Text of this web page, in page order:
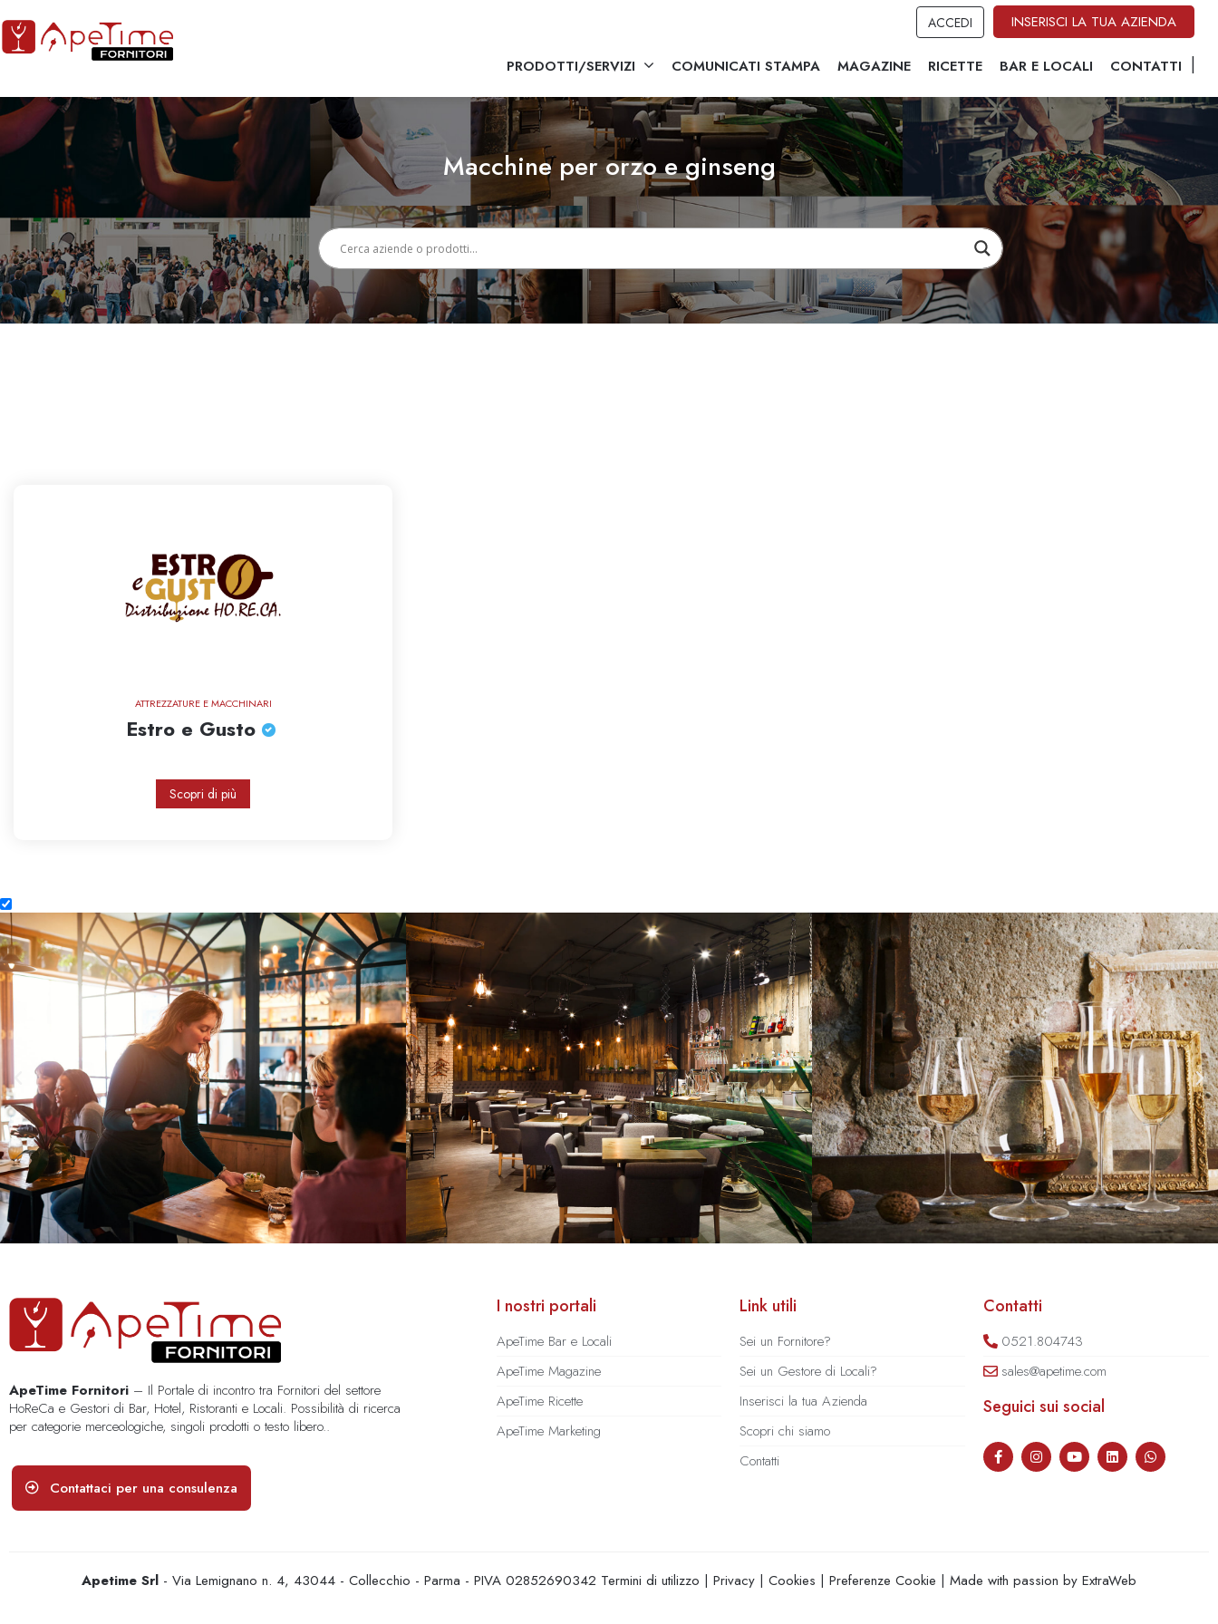
ACCEDI INSERISCI LA TUA AZIENDA
PRODOTTI/SERVIZI COMUNICATI STAMPA MAGAZINE RICETTE BAR E LOCALI CONTATTI
Macchine per orzo e ginseng
ATTREZZATURE E MACCHINARI
Estro e Gusto
Scopri di più
ApeTime Fornitori – Il Portale di incontro tra Fornitori del settore
HoReCa e Gestori di Bar, Hotel, Ristoranti e Locali. Possibilità di ricerca
per categorie merceologiche, singoli prodotti o testo libero..
Contattaci per una consulenza
I nostri portali
ApeTime Bar e Locali
ApeTime Magazine
ApeTime Ricette
ApeTime Marketing
Link utili
Sei un Fornitore?
Sei un Gestore di Locali?
Inserisci la tua Azienda
Scopri chi siamo
Contatti
Contatti
0521.804743
sales@apetime.com
Seguici sui social
Apetime Srl - Via Lemignano n. 4, 43044 - Collecchio - Parma - PIVA 02852690342 Termini di utilizzo | Privacy | Cookies | Preferenze Cookie | Made with passion by ExtraWeb